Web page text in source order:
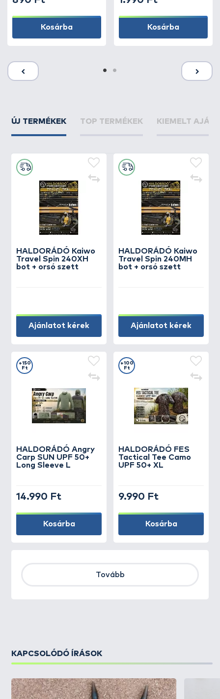
Kosárba Kosárba
ÚJ TERMÉKEK TOP TERMÉKEK KIEMELT
HALDORÁDÓ Kaiwo
Travel Spin 240XH
bot + orsó szett
Ajánlatot kérek
HALDORÁDÓ Kaiwo
Travel Spin 240MH
bot + orsó szett
Ajánlatot kérek
HALDORÁDÓ Angry
Carp SUN UPF 50+
Long Sleeve L
+150
Ft
14.990 Ft
Kosárba
HALDORÁDÓ FES
Tactical Tee Camo
UPF 50+ XL
+100
Ft
9.990 Ft
Kosárba
Tovább
KAPCSOLÓDÓ ÍRÁSOK